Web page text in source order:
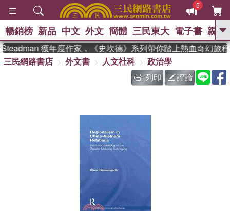
5
GO
熱搜： 東野圭吾 、 高希均教授回憶錄
The Odyssey 、 父親節 、 如果歷
史是一群喵 、 暑期推薦 、 國際布克
偉大的迷走神經
暢銷榜 新品 中文 外文 簡體 三民東大 電子書 親子
獲年度作家，《史坎德》系列帶你踏上熱血奇幻旅程
三民網路書店
外文書 人文社科
政治學
列印
評論